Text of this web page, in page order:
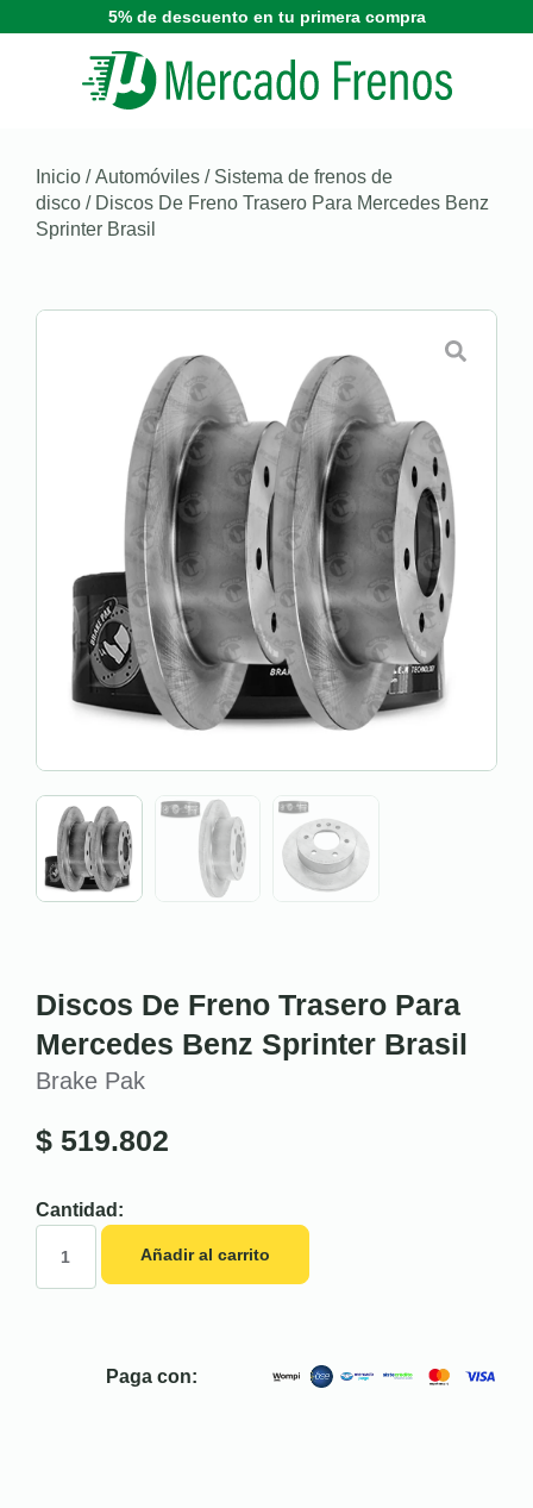
5% de descuento en tu primera compra
Inicio /Automóviles / Sistema de frenos de
disco / Discos De Freno Trasero Para Mercedes Benz
Sprinter Brasil
Discos De Freno Trasero Para
Mercedes Benz Sprinter Brasil
Brake Pak
$ 519.802
Cantidad:
Añadir al carrito
Paga con: